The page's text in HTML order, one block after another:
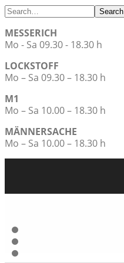
Search
MESSERICH
Mo - Sa 09.30 - 18.30 h
LOCKSTOFF
Mo – Sa 09.30 – 18.30 h
M1
Mo – Sa 10.00 – 18.30 h
MÄNNERSACHE
Mo – Sa 10.00 – 18.30 h